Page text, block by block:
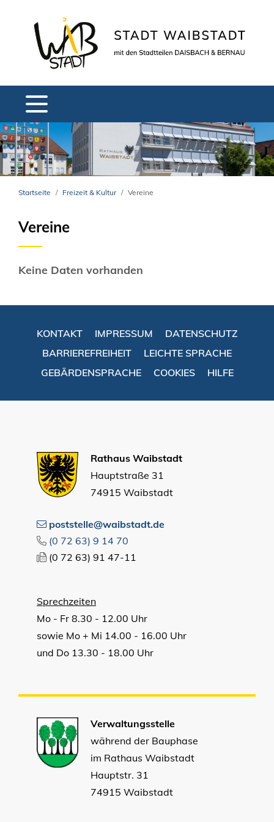
Startseite Freizeit & Kultur Vereine
Vereine
Keine Daten vorhanden
KONTAKT IMPRESSUM
DATENSCHUTZ
BARRIEREFREIHEIT
LEICHTE SPRACHE
GEBÄRDENSPRACHE
COOKIES HILFE
Rathaus Waibstadt
Hauptstraße 31
74915 Waibstadt
poststelle@waibstadt.de
(0 72 63) 9 14 70
(0 72 63) 91 47-11
Sprechzeiten
Mo - Fr 8.30 - 12.00 Uhr
sowie Mo + Mi 14.00 - 16.00 Uhr
und Do 13.30 - 18.00 Uhr
Verwaltungsstelle
während der Bauphase
im Rathaus Waibstadt
Hauptstr. 31
74915 Waibstadt